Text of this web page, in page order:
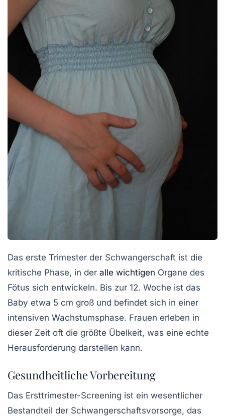
Das erste Trimester der Schwangerschaft ist die
kritische Phase, in der alle wichtigen Organe des
Fötus sich entwickeln. Bis zur 12. Woche ist das
Baby etwa 5 cm groß und befindet sich in einer
intensiven Wachstumsphase. Frauen erleben in
dieser Zeit oft die größte Übelkeit, was eine echte
Herausforderung darstellen kann.
Gesundheitliche Vorbereitung
Das Ersttrimester-Screening ist ein wesentlicher
Bestandteil der Schwangerschaftsvorsorge, das